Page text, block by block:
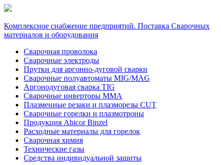
Комплексное снабжение предприятий. Поставка Сварочных
материалов и оборудования
Сварочная проволока
Сварочные электроды
Прутки для аргонно-дуговой сварки
Сварочные полуавтоматы MIG/MAG
Аргонодуговая сварка TIG
Сварочные инверторы MMA
Плазменные резаки и плазморезы CUT
Сварочные горелки и плазмотроны
Продукция Abicor Binzel
Расходные материалы для горелок
Сварочная химия
Технические газы
Средства индивидуальной защиты